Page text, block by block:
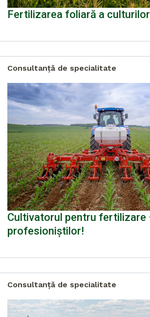
Fertilizarea foliară a
Consultanță de specialitate
Cultivatorul pentru fertilizare
profesioniștilor!
Consultanță de specialitate